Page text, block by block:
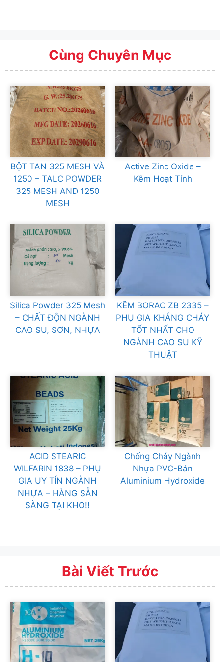
Cùng Chuyên Mục
BỘT TAN 325 MESH VÀ
1250 – TALC POWDER
325 MESH AND 1250
MESH
Active Zinc Oxide –
Kẽm Hoạt Tính
Silica Powder 325 Mesh
– CHẤT ĐỘN NGÀNH
CAO SU, SƠN, NHỰA
KẼM BORAC ZB 2335 –
PHỤ GIA KHÁNG CHÁY
TỐT NHẤT CHO
NGÀNH CAO SU KỸ
THUẬT
ACID STEARIC
WILFARIN 1838 – PHỤ
GIA UY TÍN NGÀNH
NHỰA – HÀNG SẴN
SÀNG TẠI KHO!!
Chống Cháy Ngành
Nhựa PVC-Bán
Aluminium Hydroxide
Bài Viết Trước